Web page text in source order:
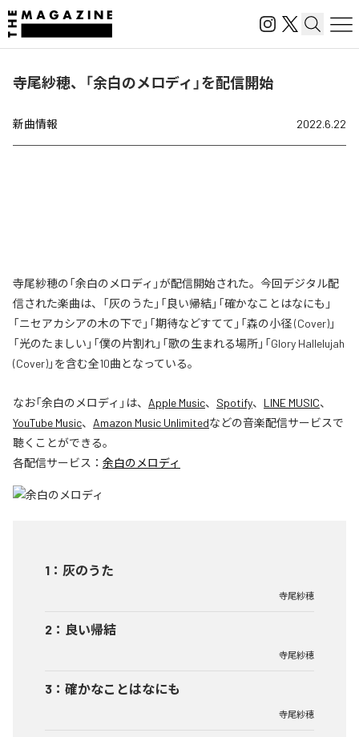
寺尾紗穂、「余白のメロディ」を配信開始
新曲情報 2022.6.22
寺尾紗穂の「余白のメロディ」が配信開始された。今回デジタル配
信された楽曲は、「灰のうた」「良い帰結」「確かなことはなにも」
「ニセアカシアの木の下で」「期待などすてて」「森の小径 (Cover)」
「光のたましい」「僕の片割れ」「歌の生まれる場所」「Glory Hallelujah
(Cover)」を含む全10曲となっている。
なお「余白のメロディ 」は、 Apple Music、 Spotify、 LINE MUSIC、
YouTube Music、 Amazon Music Unlimitedなどの音楽配信サービスで
聴くことができる。
各配信サービス： 余白のメロディ
1 ： 灰のうた
寺尾紗穂
2 ： 良い帰結
寺尾紗穂
3 ： 確かなことはなにも
寺尾紗穂